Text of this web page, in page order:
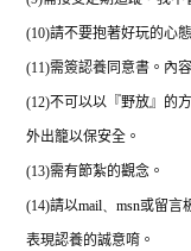
(10)請不要抱著好玩的心
(11)需簽認養同意書。內
(12)不可以以『野放』的
外出籠以保安全。
(13)需有節紮的觀念。
(14)請以mail、 msn或留言
表現認養的誠意唷。